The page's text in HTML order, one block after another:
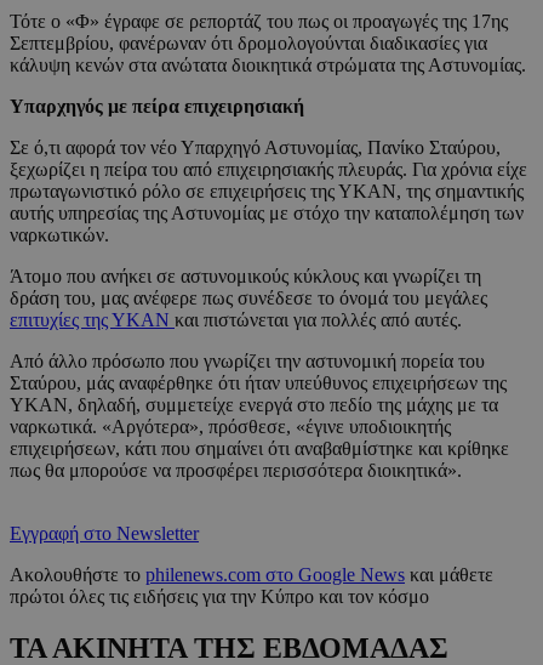
Τότε ο «Φ» έγραφε σε ρεπορτάζ του πως οι προαγωγές της 17ης
Σεπτεμβρίου, φανέρωναν ότι δρομολογούνται διαδικασίες για
κάλυψη κενών στα ανώτατα διοικητικά στρώματα της Αστυνομίας.
Υπαρχηγός με πείρα επιχειρησιακή
Σε ό,τι αφορά τον νέο Υπαρχηγό Αστυνομίας, Πανίκο Σταύρου,
ξεχωρίζει η πείρα του από επιχειρησιακής πλευράς. Για χρόνια είχε
πρωταγωνιστικό ρόλο σε επιχειρήσεις της ΥΚΑΝ, της σημαντικής
αυτής υπηρεσίας της Αστυνομίας με στόχο την καταπολέμηση των
ναρκωτικών.
Άτομο που ανήκει σε αστυνομικούς κύκλους και γνωρίζει τη
δράση του, μας ανέφερε πως συνέδεσε το όνομά του μεγάλες
επιτυχίες της ΥΚΑΝ και πιστώνεται για πολλές από αυτές.
Από άλλο πρόσωπο που γνωρίζει την αστυνομική πορεία του
Σταύρου, μάς αναφέρθηκε ότι ήταν υπεύθυνος επιχειρήσεων της
ΥΚΑΝ, δηλαδή, συμμετείχε ενεργά στο πεδίο της μάχης με τα
ναρκωτικά. «Αργότερα», πρόσθεσε, «έγινε υποδιοικητής
επιχειρήσεων, κάτι που σημαίνει ότι αναβαθμίστηκε και κρίθηκε
πως θα μπορούσε να προσφέρει περισσότερα διοικητικά».
Εγγραφή στο Newsletter
Ακολουθήστε το philenews.com στο Google News και μάθετε
πρώτοι όλες τις ειδήσεις για την Κύπρο και τον κόσμο
ΤΑ ΑΚΙΝΗΤΑ ΤΗΣ ΕΒΔΟΜΑΔΑΣ